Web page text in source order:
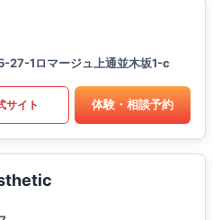
27-1ロマージュ上通並木坂1-c
サイト 体験・相談予約